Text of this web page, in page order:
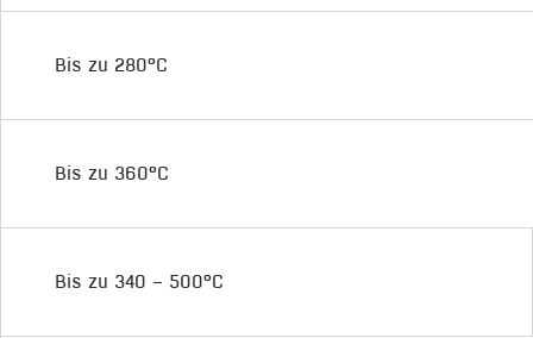
Bis zu 280°C
Bis zu 360°C
Bis zu 340 – 500°C